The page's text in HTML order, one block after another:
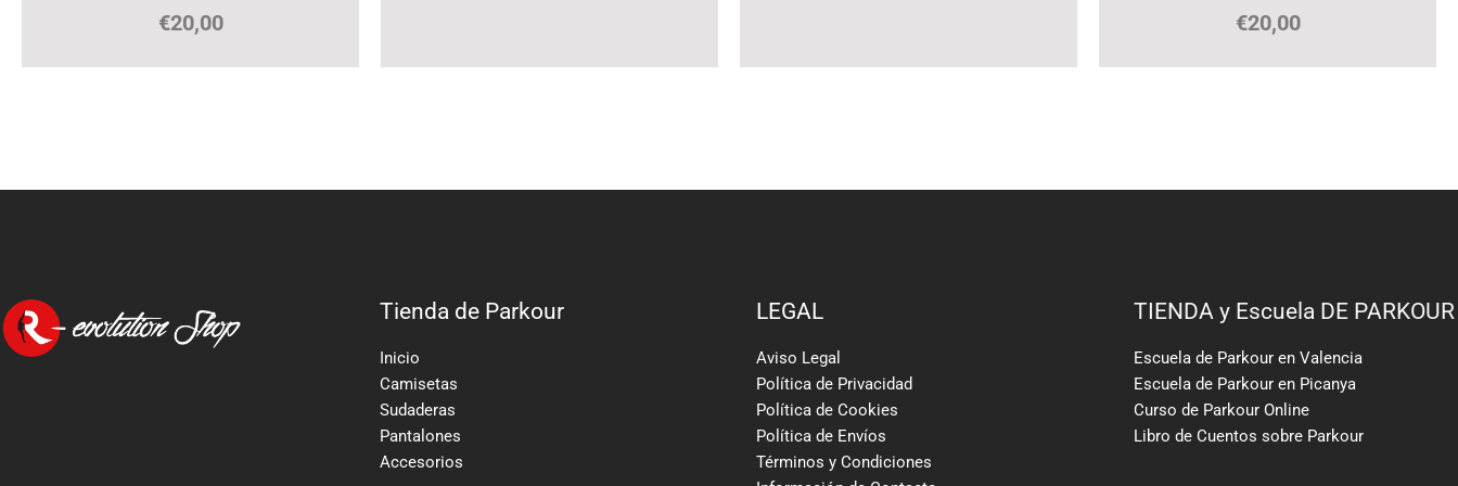
€20,00 €20,00
Tienda de Parkour
Inicio
Camisetas
Sudaderas
Pantalones
Accesorios
LEGAL
Aviso Legal
Política de Privacidad
Política de Cookies
Política de Envíos
Términos y Condiciones
TIENDA y Escuela DE PARKOUR
Escuela de Parkour en Valencia
Escuela de Parkour en Picanya
Curso de Parkour Online
Libro de Cuentos sobre Parkour